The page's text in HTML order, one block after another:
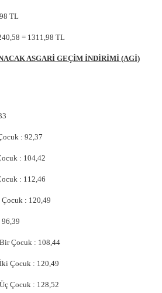
TL
= 1311,98 TL
ASGARİ GEÇİM İNDİRİMİ (AGİ)
: 92,37
: 104,42
: 112,46
: 120,49
Çocuk : 108,44
Çocuk : 120,49
Çocuk : 128,52